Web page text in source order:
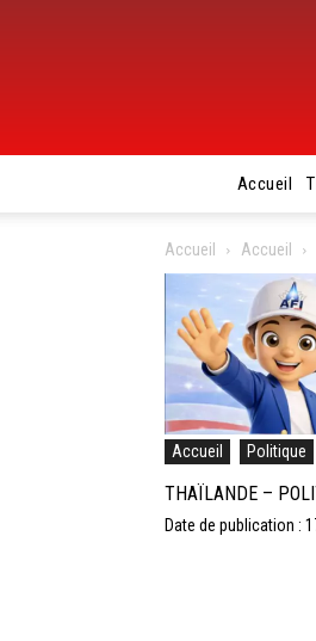
Accueil
Accueil Accueil
Accueil Politique
THAÏLANDE –
Date de publication :